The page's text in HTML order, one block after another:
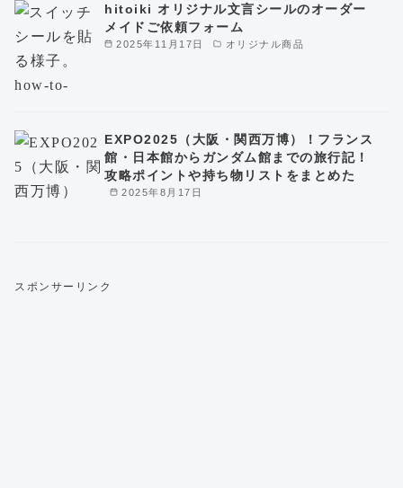
2025年11月17日 オリジナル商品
hitoiki オリジナル文言シールのオーダー
メイドご依頼フォーム
2025年8月17日
EXPO2025（大阪・関西万博）！フランス
館・日本館からガンダム館までの旅行記！
攻略ポイントや持ち物リストをまとめた
スポンサーリンク